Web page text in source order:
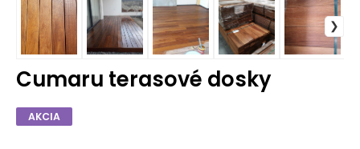
Cumaru terasové dosky
AKCIA